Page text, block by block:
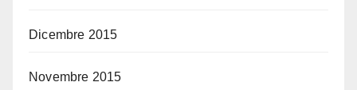
Dicembre 2015
Novembre 2015